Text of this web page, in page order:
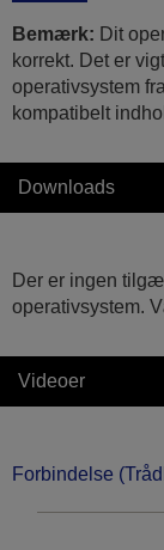
Bemærk: Dit
korrekt. Det er
operativsystem
kompatibelt
Downloads
Der er ingen
operativsystem.
Videoer
Forbindelse